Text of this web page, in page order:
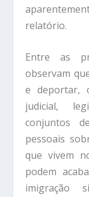
relatório.
Entre as
observam
e deportar,
judicial,
conjuntos
pessoais
que vivem
podem
imigração